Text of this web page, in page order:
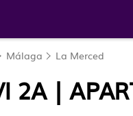
Málaga La Merced
2A |